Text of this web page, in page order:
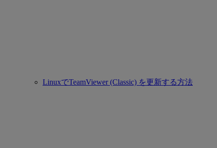
LinuxでTeamViewer (Classic) を更新する方法